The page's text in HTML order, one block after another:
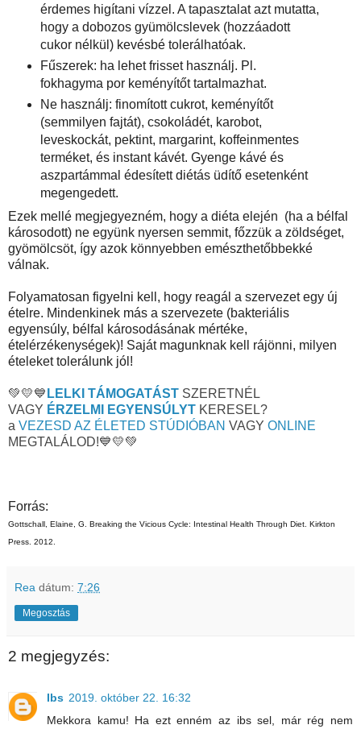
érdemes higítani vízzel. A tapasztalat azt mutatta,
hogy a dobozos gyümölcslevek (hozzáadott
cukor nélkül) kevésbé tolerálhatóak.
Fűszerek: ha lehet frisset használj. Pl.
fokhagyma por keményítőt tartalmazhat.
Ne használj: finomított cukrot, keményítőt
(semmilyen fajtát), csokoládét, karobot,
leveskockát, pektint, margarint, koffeinmentes
terméket, és instant kávét. Gyenge kávé és
aszpartámmal édesített diétás üdítő esetenként
megengedett.
Ezek mellé megjegyezném, hogy a diéta elején (ha a bélfal
károsodott) ne együnk nyersen semmit, főzzük a zöldséget,
gyömölcsöt, így azok könnyebben emészthetőbbekké
válnak.
Folyamatosan figyelni kell, hogy reagál a szervezet egy új
ételre. Mindenkinek más a szervezete (bakteriális
egyensúly, bélfal károsodásának mértéke,
ételérzékenységek)! Saját magunknak kell rájönni, milyen
ételeket tolerálunk jól!
💚💛💙 LELKI TÁMOGATÁST SZERETNÉL
VAGY ÉRZELMI EGYENSÚLYT KERESEL?
a VEZESD AZ ÉLETED STÚDIÓBAN VAGY ONLINE
MEGTALÁLOD!💙💛💚
Forrás:
Gottschall, Elaine, G. Breaking the Vicious Cycle: Intestinal Health Through Diet. Kirkton
Press. 2012.
Rea dátum: 7:26
Megosztás
2 megjegyzés:
Ibs 2019. október 22. 16:32
Mekkora kamu! Ha ezt enném az ibs sel, már rég nem